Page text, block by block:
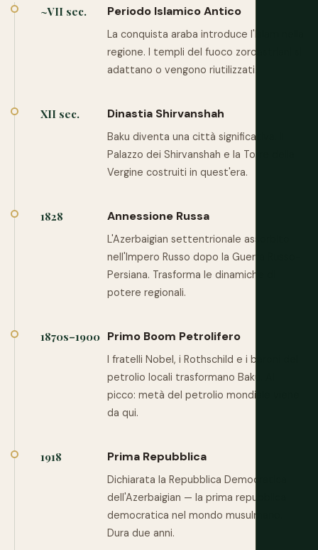
~VII sec. Periodo Islamico Antico
La conquista araba introduce l'Islam nella
regione. I templi del fuoco zoroastriani si
adattano o vengono riutilizzati.
XII sec. Dinastia Shirvanshah
Baku diventa una città significativa. Il
Palazzo dei Shirvanshah e la Torre della
Vergine costruiti in quest'era.
1828 Annessione Russa
L'Azerbaigian settentrionale assorbito
nell'Impero Russo dopo la Guerra Russo-
Persiana. Trasforma le dinamiche di
potere regionali.
1870s–1900 Primo Boom Petrolifero
I fratelli Nobel, i Rothschild e i baroni del
petrolio locali trasformano Baku. Al
picco: metà del petrolio mondiale viene
da qui.
1918 Prima Repubblica
Dichiarata la Repubblica Democratica
dell'Azerbaigian — la prima repubblica
democratica nel mondo musulmano.
Dura due anni.